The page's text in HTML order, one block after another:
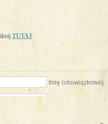
TUTAJ
Imię (obowiązkowe)